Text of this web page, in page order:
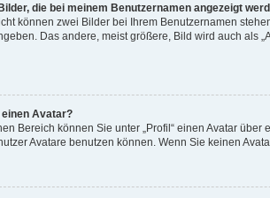
die bei meinem Benutzernamen angezeigt
können zwei Bilder bei Ihrem Benutzernamen
Das andere, meist größere, Bild wird auch als
Avatar?
Bereich können Sie unter „Profil“ einen Avatar
Avatare benutzen können. Wenn Sie keinen